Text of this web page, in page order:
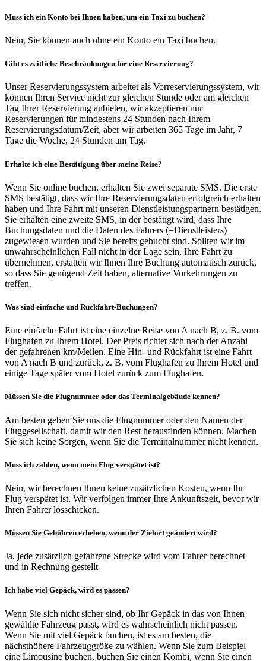
Muss ich ein Konto bei Ihnen haben, um ein Taxi zu buchen?
Nein, Sie können auch ohne ein Konto ein Taxi buchen.
Gibt es zeitliche Beschränkungen für eine Reservierung?
Unser Reservierungssystem arbeitet als Vorreservierungssystem, wir
können Ihren Service nicht zur gleichen Stunde oder am gleichen
Tag Ihrer Reservierung anbieten, wir akzeptieren nur
Reservierungen für mindestens 24 Stunden nach Ihrem
Reservierungsdatum/Zeit, aber wir arbeiten 365 Tage im Jahr, 7
Tage die Woche, 24 Stunden am Tag.
Erhalte ich eine Bestätigung über meine Reise?
Wenn Sie online buchen, erhalten Sie zwei separate SMS. Die erste
SMS bestätigt, dass wir Ihre Reservierungsdaten erfolgreich erhalten
haben und Ihre Fahrt mit unseren Dienstleistungspartnern bestätigen.
Sie erhalten eine zweite SMS, in der bestätigt wird, dass Ihre
Buchungsdaten und die Daten des Fahrers (=Dienstleisters)
zugewiesen wurden und Sie bereits gebucht sind. Sollten wir im
unwahrscheinlichen Fall nicht in der Lage sein, Ihre Fahrt zu
übernehmen, erstatten wir Ihnen Ihre Buchung automatisch zurück,
so dass Sie genügend Zeit haben, alternative Vorkehrungen zu
treffen.
Was sind einfache und Rückfahrt-Buchungen?
Eine einfache Fahrt ist eine einzelne Reise von A nach B, z. B. vom
Flughafen zu Ihrem Hotel. Der Preis richtet sich nach der Anzahl
der gefahrenen km/Meilen. Eine Hin- und Rückfahrt ist eine Fahrt
von A nach B und zurück, z. B. vom Flughafen zu Ihrem Hotel und
einige Tage später vom Hotel zurück zum Flughafen.
Müssen Sie die Flugnummer oder das Terminalgebäude kennen?
Am besten geben Sie uns die Flugnummer oder den Namen der
Fluggesellschaft, damit wir den Rest herausfinden können. Machen
Sie sich keine Sorgen, wenn Sie die Terminalnummer nicht kennen.
Muss ich zahlen, wenn mein Flug verspätet ist?
Nein, wir berechnen Ihnen keine zusätzlichen Kosten, wenn Ihr
Flug verspätet ist. Wir verfolgen immer Ihre Ankunftszeit, bevor wir
Ihren Fahrer losschicken.
Müssen Sie Gebühren erheben, wenn der Zielort geändert wird?
Ja, jede zusätzlich gefahrene Strecke wird vom Fahrer berechnet
und in Rechnung gestellt
Ich habe viel Gepäck, wird es passen?
Wenn Sie sich nicht sicher sind, ob Ihr Gepäck in das von Ihnen
gewählte Fahrzeug passt, wird es wahrscheinlich nicht passen.
Wenn Sie mit viel Gepäck buchen, ist es am besten, die
nächsthöhere Fahrzeuggröße zu wählen. Wenn Sie zum Beispiel
eine Limousine buchen, buchen Sie einen Kombi, wenn Sie einen